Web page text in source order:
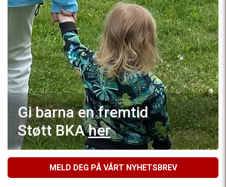
Gi barna en fremtid
Støtt BKAher
MELD DEG PÅ VÅRT NYHETSBREV